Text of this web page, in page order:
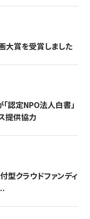
大賞を受賞しました
認定NPO法人白書」
提供協力
型クラウドファンディ